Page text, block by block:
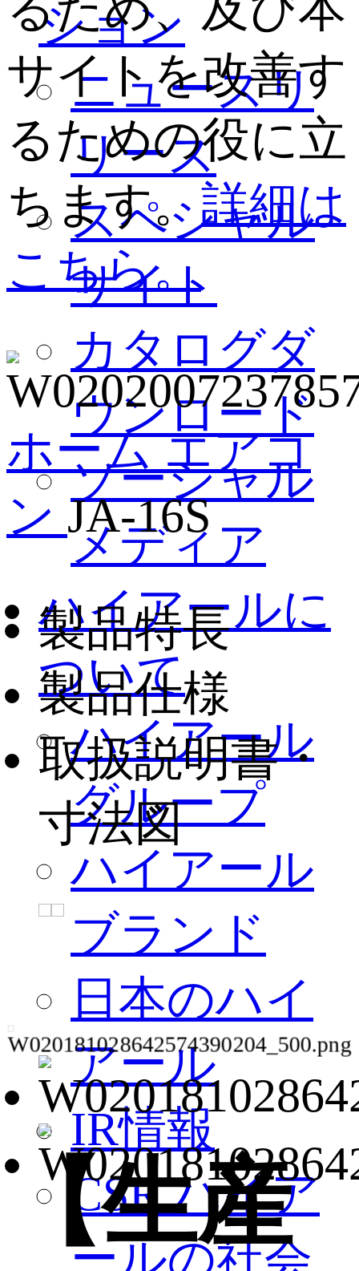
ション
ニュースリ
リース
スペシャル
サイト
カタログダ
ウンロード
ソーシャル
メディア
ハイアールに
ついて
ハイアール
グループ
ハイアール
ブランド
日本のハイ
アール
IR情報
CSR ハイア
ールの社会
サイトを改善す
るための役に立
ちます。詳細は
こちら。
ホームエアコ
ン JA-16S
製品特長
製品仕様
取扱説明書・
寸法図
【生産